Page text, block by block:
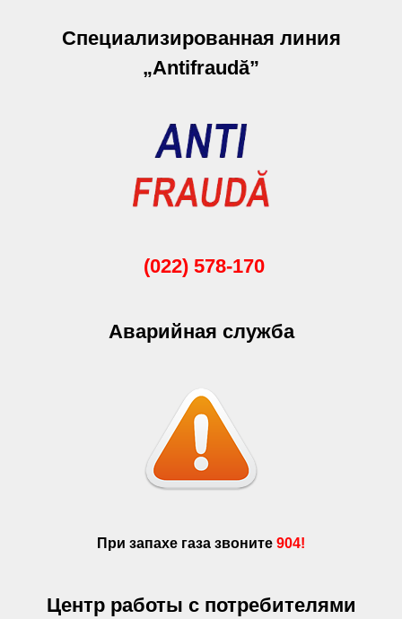
Специализированная линия
„Antifraudă”
(022) 578-170
Аварийная служба
При запахе газа звоните 904!
Центр работы с потребителями